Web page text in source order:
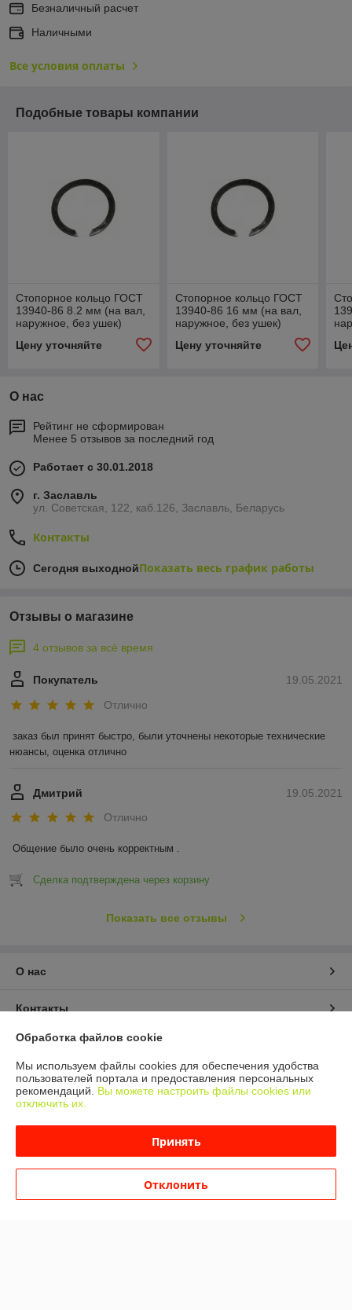
Безналичный расчет
Наличными
Все условия оплаты
Подобные товары компании
Стопорное кольцо ГОСТ
13940-86 8.2 мм (на вал,
наружное, без ушек)
Цену уточняйте
Стопорное кольцо ГОСТ
13940-86 16 мм (на вал,
наружное, без ушек)
Цену уточняйте
О нас
Рейтинг не сформирован
Менее 5 отзывов за последний год
Работает с 30.01.2018
г. Заславль
ул. Советская, 122, каб.126, Заславль, Беларусь
Контакты
Сегодня выходнойПоказать весь график работы
Отзывы о магазине
4 отзывов за всё время
19.05.2021
Покупатель
Отлично
заказ был принят быстро, были уточнены некоторые технические
нюансы, оценка отлично
19.05.2021
Дмитрий
Отлично
Общение было очень корректным .
Сделка подтверждена через корзину
Показать все отзывы
О нас
Контакты
Доставка и оплата
График работы
Политика обработки cookies
Сайт создан на платформе Deal.by
Обработка файлов cookie
Мы используем файлы cookies для обеспечения удобства
пользователей портала и предоставления персональных
рекомендаций. Вы можете настроить файлы cookies или
отключить их.
Принять
Отклонить